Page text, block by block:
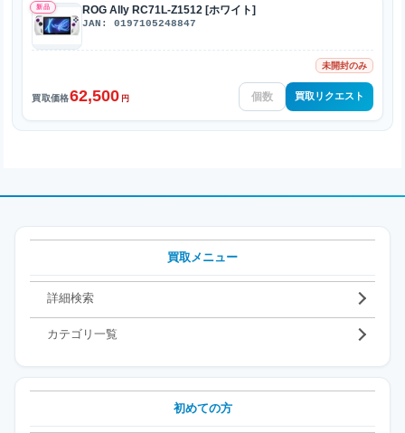
新品 ROG Ally RC71L-Z1512 [ホワイト]
JAN: 0197105248847
未開封のみ
買取価格62,500 円 買取リクエスト
買取メニュー
詳細検索
カテゴリ一覧
初めての方